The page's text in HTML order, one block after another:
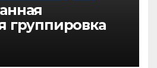
группировка
Игоря
Ihor) и